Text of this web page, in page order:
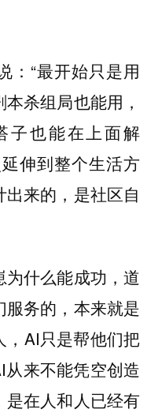
：“最开始只是用
杀组局也能用，
子也能在上面解
伸到整个生活方
来的，是社区自
什么能成功，道
务的，本来就是
，AI只是帮他们把
来不能凭空创造
在人和人已经有